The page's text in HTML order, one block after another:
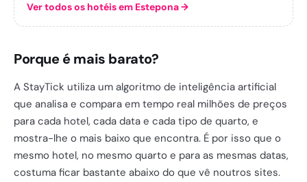
Ver todos os hotéis em Estepona→
Porque é mais barato?
A StayTick utiliza um algoritmo de inteligência artificial
que analisa e compara em tempo real milhões de preços
para cada hotel, cada data e cada tipo de quarto, e
mostra-lhe o mais baixo que encontra. É por isso que o
mesmo hotel, no mesmo quarto e para as mesmas datas,
costuma ficar bastante abaixo do que vê noutros sites.